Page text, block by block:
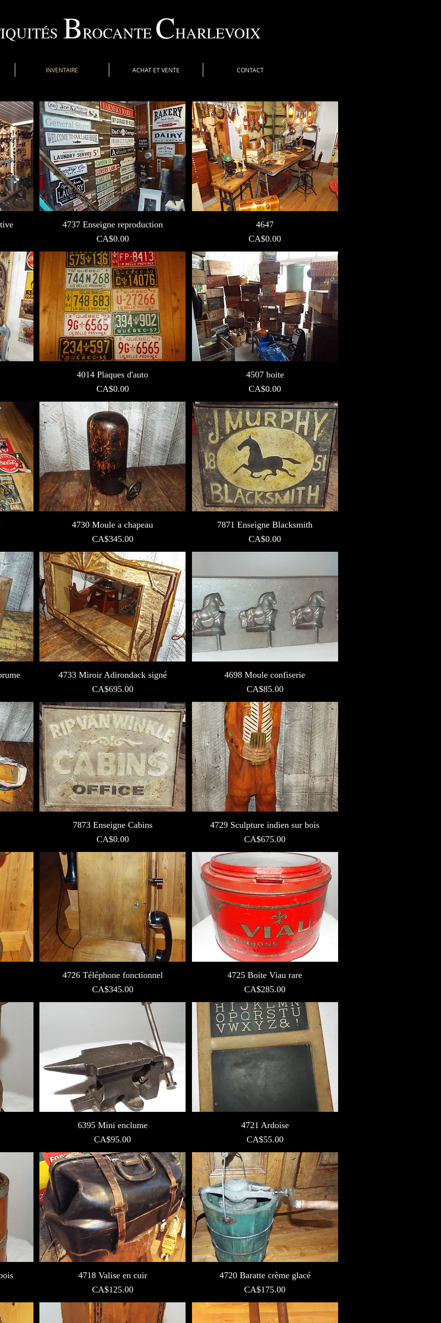
BROCANTE CHARLEVOIX
INVENTAIRE ACHAT ET VENTE CONTACT
4737 Enseigne reproduction
Prix
CA$0.00
4647
Prix
CA$0.00
4014 Plaques d'auto
Prix
CA$0.00
4507 boite
Prix
CA$0.00
4730 Moule a chapeau
Prix
CA$345.00
7871 Enseigne Blacksmith
Prix
CA$0.00
4733 Miroir Adirondack signé
Prix
CA$695.00
4698 Moule confiserie
Prix
CA$85.00
7873 Enseigne Cabins
Prix
CA$0.00
4729 Sculpture indien sur bois
Prix
CA$675.00
4726 Téléphone fonctionnel
Prix
CA$345.00
4725 Boite Viau rare
Prix
CA$285.00
6395 Mini enclume
Prix
CA$95.00
4721 Ardoise
Prix
CA$55.00
4718 Valise en cuir
Prix
CA$125.00
4720 Baratte crème glacé
Prix
CA$175.00